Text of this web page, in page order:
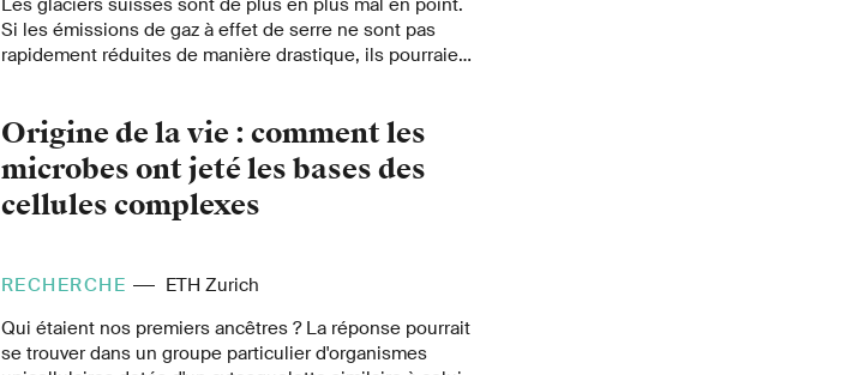
Les glaciers suisses sont de plus en plus mal en point.
Si les émissions de gaz à effet de serre ne sont pas
rapidement réduites de manière drastique, ils pourraient
accordée à ETH News à l'occasion de la première
Journée mondiale des glaciers.
Origine de la vie : comment les
microbes ont jeté les bases des
cellules complexes
RECHERCHE
ETH Zurich
Qui étaient nos premiers ancêtres ? La réponse pourrait
se trouver dans un groupe particulier d'organismes